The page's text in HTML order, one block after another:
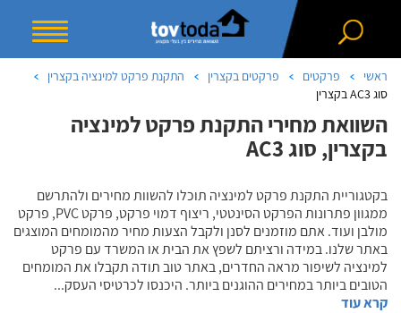
ראשי פרקטים פרקטים בקצרין
התקנת פרקט למינציה בקצרין
סוג AC3 בקצרין
השוואת מחירי התקנת פרקט למינציה
בקצרין, סוג AC3
בקטגוריית התקנת פרקט למינציה תוכלו להשוות מחירים ולהתרשם
ממגוון פתרונות הפרקט הסינטטי, ריצוף דמוי פרקט, פרקט PVC, פרקט
מולבן ועוד. אתם מוזמנים לסנן ולקבל הצעות מחיר מהמומחים המוצגים
באתר שלנו. במידה ורציתם לשפץ את הבית או המשרד עם פרקט
למינציה לשיפור מראה החדרים, באתר טוב תודה תקבלו את המומחים
הטובים ביותר במחירים ההוגנים ביותר. היכנסו לכרטיסי העסק...
קרא עוד